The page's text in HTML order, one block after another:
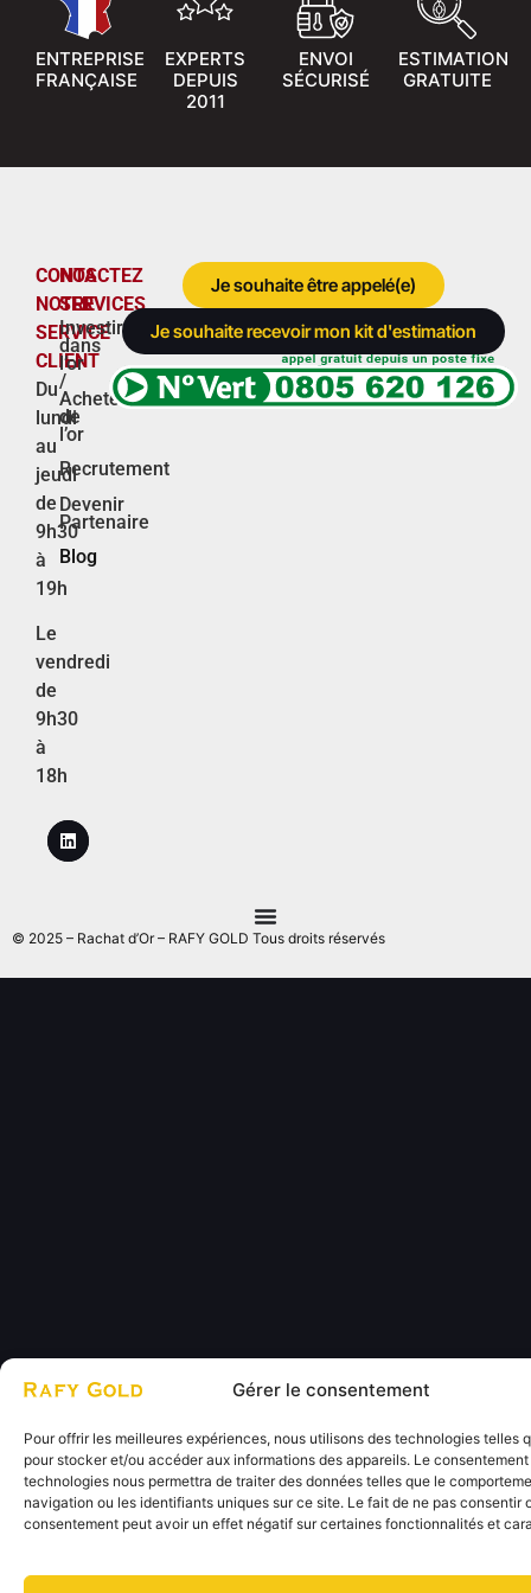
Gérer le consentement
Pour offrir les meilleures expériences, nous utilisons des technologies telles
pour stocker et/ou accéder aux informations des appareils. Le
technologies nous permettra de traiter des données telles que le
navigation ou les identifiants uniques sur ce site. Le fait de ne pas consentir
consentement peut avoir un effet négatif sur certaines fonctionnalités et
ENTREPRISE
FRANÇAISE
EXPERTS
DEPUIS
2011
ENVOI
SÉCURISÉ
ESTIMATION
GRATUITE
CONTACTEZ
NOTRE
SERVICE
CLIENT
Du
lundi
au
jeudi
de
9h30
à
19h
Le
vendredi
de
9h30
à
18h
NOS
SERVICES
Investir
dans
l’or
/
Acheter
de
l’or
Recrutement
Devenir
Partenaire
Blog
Je souhaite être appelé(e)
Je souhaite recevoir mon kit d'estimation
© 2025 – Rachat d’Or – RAFY GOLD Tous droits réservés